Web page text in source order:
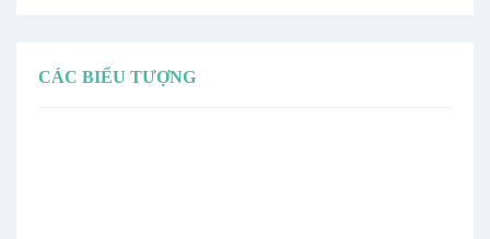
CÁC BIỂU TƯỢNG